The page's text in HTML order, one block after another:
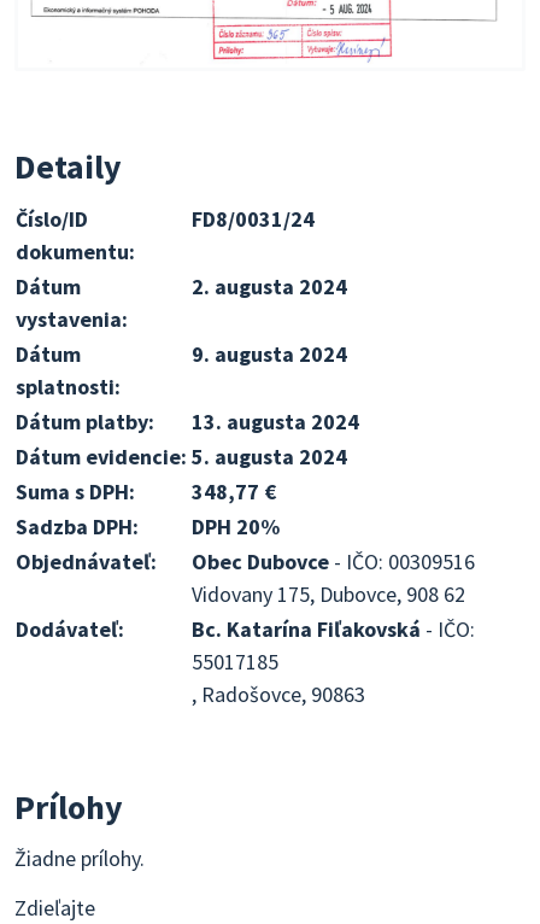
Detaily
Číslo/ID
dokumentu:
FD8/0031/24
Dátum
vystavenia:
2. augusta 2024
Dátum
splatnosti:
9. augusta 2024
Dátum platby:
13. augusta 2024
Dátum evidencie: 5. augusta 2024
Suma s DPH:
348,77 €
Sadzba DPH:
DPH 20%
Objednávateľ:
Obec Dubovce - IČO: 00309516
Vidovany 175, Dubovce, 908 62
Dodávateľ:
Bc. Katarína Fiľakovská - IČO:
55017185
, Radošovce, 90863
Prílohy
Žiadne prílohy.
Zdieľajte